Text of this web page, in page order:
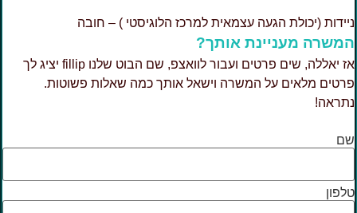
(יכולת הגעה עצמאית למרכז הלוגיסטי ) – חובה
מעניינת אותך?
אז יאללה, שים פרטים ועבור לוואצפ, שם הבוט שלנו fillip יציג לך
מלאים על המשרה וישאל אותך כמה שאלות פשוטות.